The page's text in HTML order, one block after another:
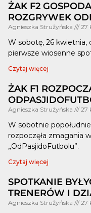
ŻAK F2
ROZGRYWEK
Agnieszka Strużyńska 27
W sobotę, 26 kwietnia,
pierwsze wiosenne
Czytaj więcej
ŻAK F1
Agnieszka Strużyńska 27
W sobotnie
rozpoczęła zmagania
„OdPasjidoFutbolu”.
Czytaj więcej
SPOTKANIE
TRENERÓW I
Agnieszka Strużyńska 27